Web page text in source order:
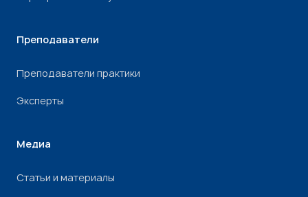
Преподаватели
Преподаватели практики
Эксперты
Медиа
Статьи и материалы